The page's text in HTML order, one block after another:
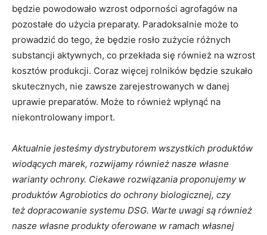
będzie powodowało wzrost odporności agrofagów na
pozostałe do użycia preparaty. Paradoksalnie może to
prowadzić do tego, że będzie rosło zużycie różnych
substancji aktywnych, co przekłada się również na wzrost
kosztów produkcji. Coraz więcej rolników będzie szukało
skutecznych, nie zawsze zarejestrowanych w danej
uprawie preparatów. Może to również wpłynąć na
niekontrolowany import.
Aktualnie jesteśmy dystrybutorem wszystkich produktów
wiodących marek, rozwijamy również nasze własne
warianty ochrony. Ciekawe rozwiązania proponujemy w
produktów Agrobiotics do ochrony biologicznej, czy
też dopracowanie systemu DSG. Warte uwagi są również
nasze własne produkty oferowane w ramach własnej